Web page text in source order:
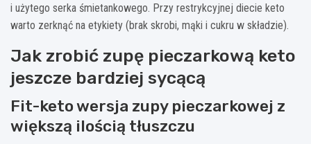
i użytego serka śmietankowego. Przy restrykcyjnej diecie keto
warto zerknąć na etykiety (brak skrobi, mąki i cukru w składzie).
Jak zrobić zupę pieczarkową keto
jeszcze bardziej sycącą
Fit-keto wersja zupy pieczarkowej z
większą ilością tłuszczu